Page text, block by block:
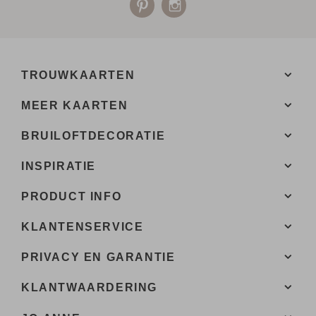
Rechter flap: 10,5 cm
TROUWKAARTEN
MEER KAARTEN
BRUILOFTDECORATIE
INSPIRATIE
PRODUCT INFO
KLANTENSERVICE
PRIVACY EN GARANTIE
KLANTWAARDERING